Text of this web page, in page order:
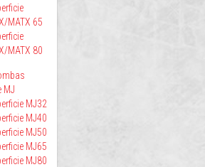
MATX 65
MATX 80
MJ
MJ32
MJ40
MJ50
MJ65
MJ80